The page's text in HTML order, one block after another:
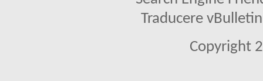
Traducere
Copyright